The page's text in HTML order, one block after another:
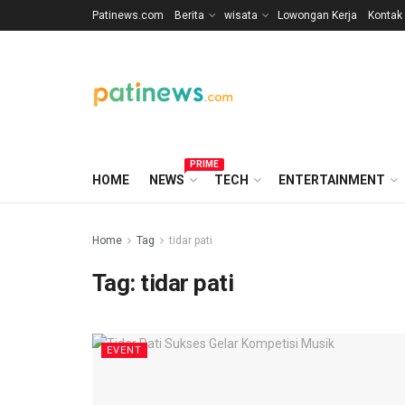
Patinews.com Berita wisata Lowongan Kerja Kontak
HOME NEWS
PRIME
TECH ENTERTAINMENT
Home Tag tidar pati
Tag: tidar pati
EVENT